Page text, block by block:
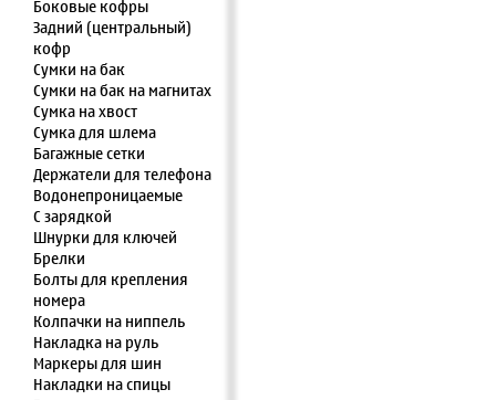
Боковые кофры
Задний (центральный)
кофр
Сумки на бак
Сумки на бак на магнитах
Сумка на хвост
Сумка для шлема
Багажные сетки
Держатели для телефона
Водонепроницаемые
С зарядкой
Шнурки для ключей
Брелки
Болты для крепления
номера
Колпачки на ниппель
Накладка на руль
Маркеры для шин
Накладки на спицы